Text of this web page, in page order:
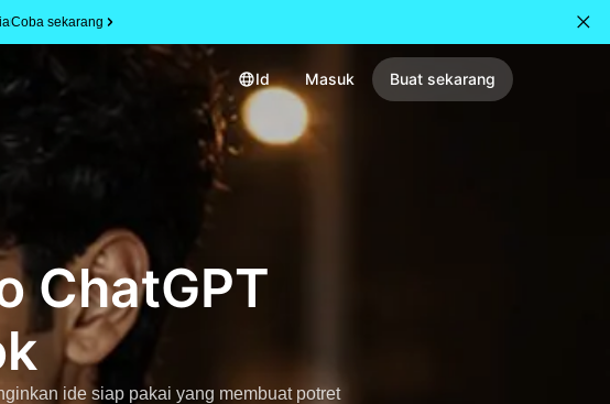
Coba sekarang
Id Masuk Buat sekarang
ChatGPT
ide siap pakai yang membuat potret